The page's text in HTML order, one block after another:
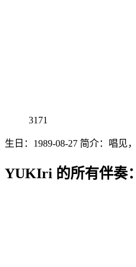
3171
生日：1989-08-27 简介：唱见
YUKIri 的所有伴奏：